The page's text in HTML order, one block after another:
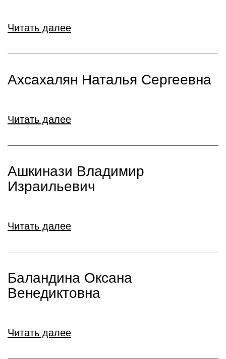
Читать далее
Ахсахалян Наталья Сергеевна
Читать далее
Ашкинази Владимир
Израильевич
Читать далее
Баландина Оксана
Венедиктовна
Читать далее